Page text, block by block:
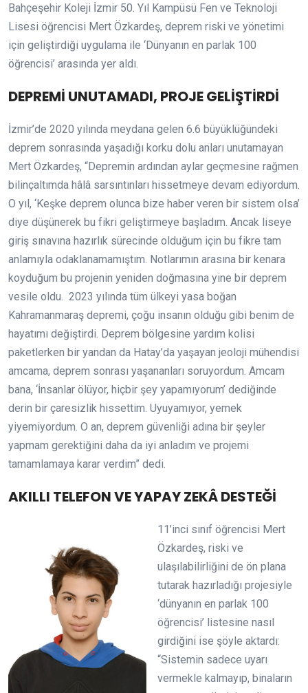
Bahçeşehir Koleji İzmir 50. Yıl Kampüsü Fen ve Teknoloji
Lisesi öğrencisi Mert Özkardeş, deprem riski ve yönetimi
için geliştirdiği uygulama ile ‘Dünyanın en parlak 100
öğrencisi’ arasında yer aldı.
DEPREMİ UNUTAMADI, PROJE GELİŞTİRDİ
İzmir’de 2020 yılında meydana gelen 6.6 büyüklüğündeki
deprem sonrasında yaşadığı korku dolu anları unutamayan
Mert Özkardeş, “Depremin ardından aylar geçmesine rağmen
bilinçaltımda hâlâ sarsıntınları hissetmeye devam ediyordum.
O yıl, ‘Keşke deprem olunca bize haber veren bir sistem olsa’
diye düşünerek bu fikri geliştirmeye başladım. Ancak liseye
giriş sınavına hazırlık sürecinde olduğum için bu fikre tam
anlamıyla odaklanamamıştım. Notlarımın arasına bir kenara
koyduğum bu projenin yeniden doğmasına yine bir deprem
vesile oldu. 2023 yılında tüm ülkeyi yasa boğan
Kahramanmaraş depremi, çoğu insanın olduğu gibi benim de
hayatımı değiştirdi. Deprem bölgesine yardım kolisi
paketlerken bir yandan da Hatay’da yaşayan jeoloji mühendisi
amcama, deprem sonrası yaşananları soruyordum. Amcam
bana, ‘İnsanlar ölüyor, hiçbir şey yapamıyorum’ dediğinde
derin bir çaresizlik hissettim. Uyuyamıyor, yemek
yiyemiyordum. O an, deprem güvenliği adına bir şeyler
yapmam gerektiğini daha da iyi anladım ve projemi
tamamlamaya karar verdim” dedi.
AKILLI TELEFON VE YAPAY ZEKÂ DESTEĞİ
11’inci sınıf öğrencisi Mert
Özkardeş, riski ve
ulaşılabilirliğini de ön plana
tutarak hazırladığı projesiyle
‘dünyanın en parlak 100
öğrencisi’ listesine nasıl
girdiğini ise şöyle aktardı:
“Sistemin sadece uyarı
vermekle kalmayıp, binaların